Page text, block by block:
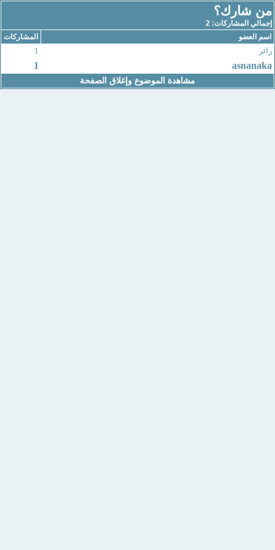
من شارك؟
إجمالي المشاركات: 2
اسم العضو
المشاركات
زائر 1
asnanaka
1
مشاهدة الموضوع وإغلاق الصفحة